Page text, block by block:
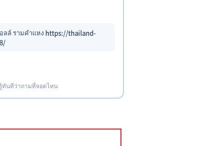
ลล์ รามคำแหง https://thailand-
ทันทีว่าถามที่จอดไหน